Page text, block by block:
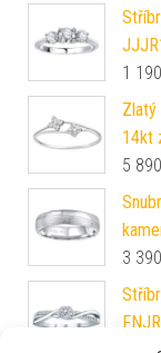
1 190
Zlatý
14kt
5 890
3 390